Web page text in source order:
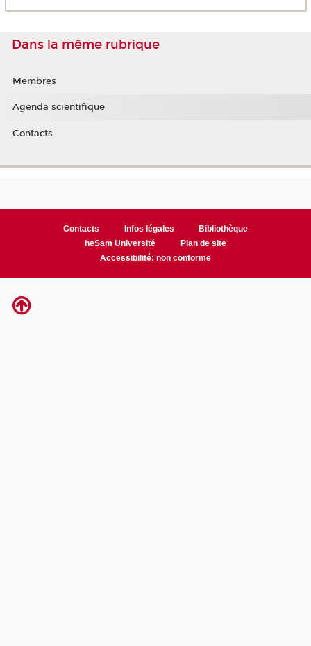
Dans la même rubrique
Membres
Agenda scientifique
Contacts
Contacts Infos légales
Bibliothèque
heSam Université
Plan de site
Accessibilité: non conforme